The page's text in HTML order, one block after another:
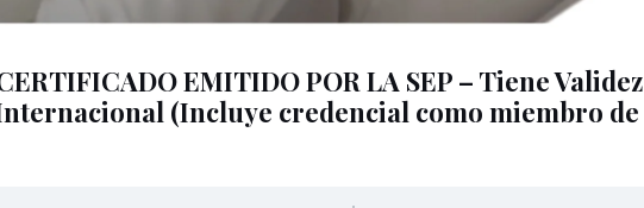
EMITIDO POR LA SEP – Tiene Validez
(Incluye credencial como miembro de